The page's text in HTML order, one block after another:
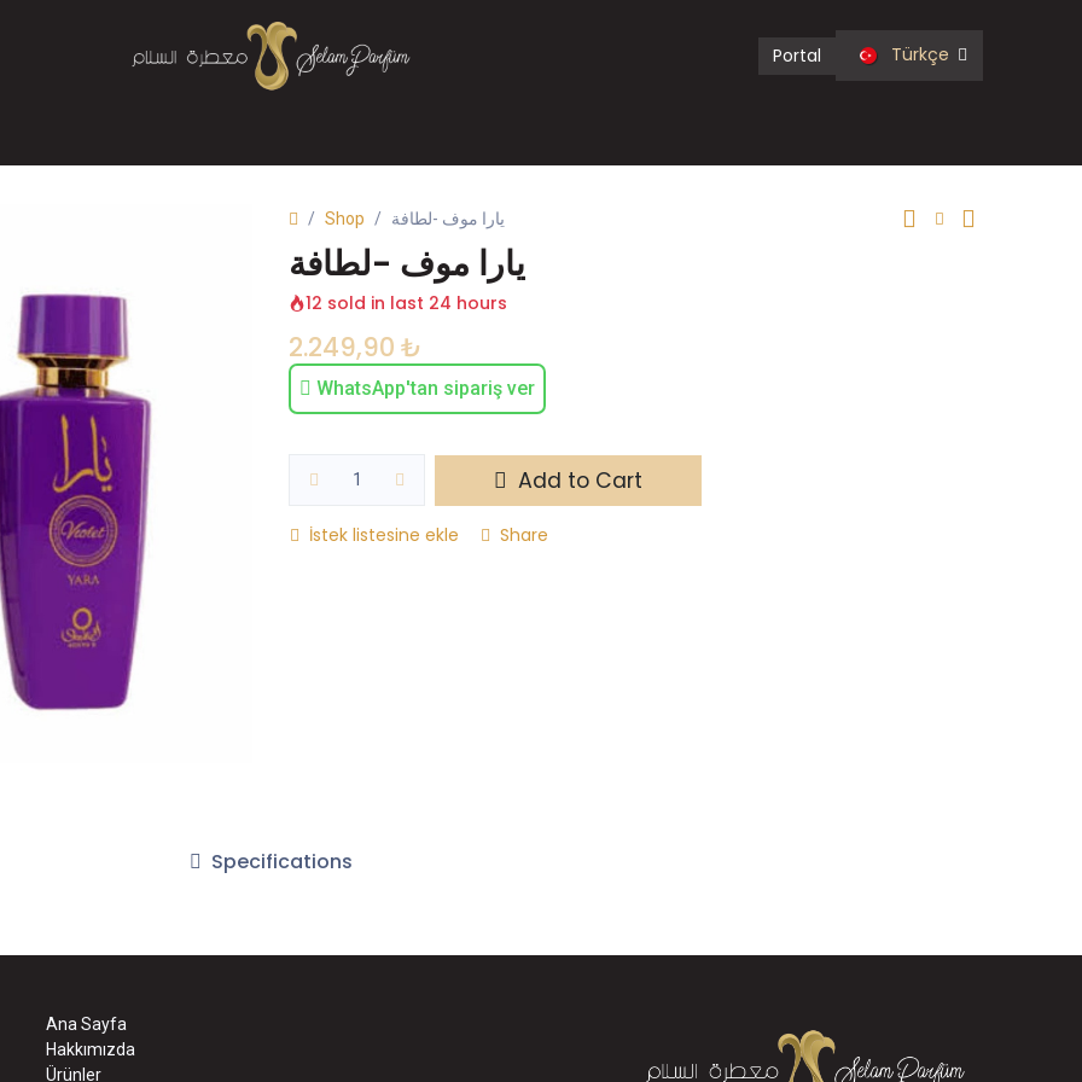
Portal Türkçe
Shop يارا موف -لطافة
يارا موف -لطافة
12 sold in last 24 hours
2.249,90 ₺
WhatsApp'tan sipariş ver
Add to Cart
İstek listesine ekle Share
Specifications
Ana Sayfa
Hakkımızda
Ürünler